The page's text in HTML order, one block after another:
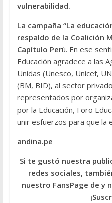
vulnerabilidad.
La campaña “La
respaldo de la Coalición
Capítulo Perú. En ese
Educación agradece a las
Unidas (Unesco, Unicef,
(BM, BID), al sector
representados por
por la Educación, Foro
unir esfuerzos para que la
andina.pe
Si te gustó nuestra
redes sociales,
nuestro FansPage de y